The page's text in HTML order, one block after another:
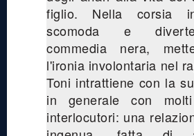
figlio. Nella corsia
scomoda e
commedia nera,
l'ironia involontaria nel
Toni intrattiene con la
in generale con
interlocutori: una